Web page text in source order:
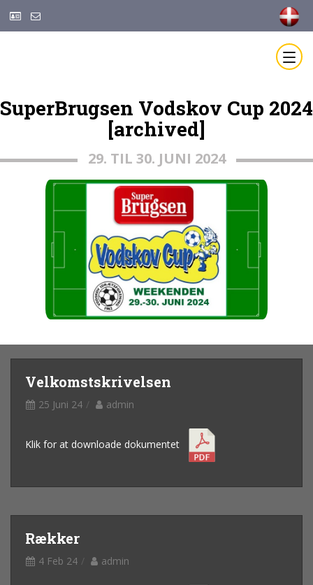
SuperBrugsen Vodskov Cup 2024
[archived]
29. TIL 30. JUNI 2024
Velkomstskrivelsen
25 Juni 24 admin
Klik for at downloade dokumentet
Rækker
4 Feb 24 admin